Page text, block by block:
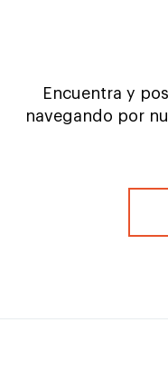
Encuentra y
navegando por